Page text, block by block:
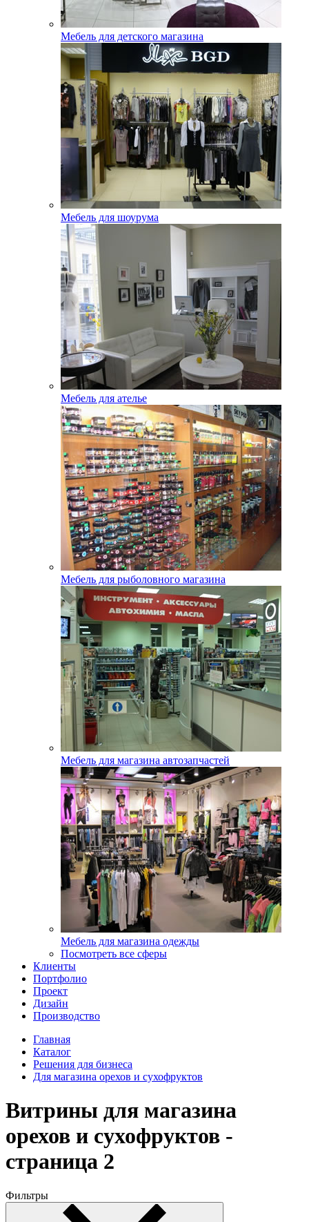
Мебель для детского магазина
Мебель для шоурума
Мебель для ателье
Мебель для рыболовного магазина
Мебель для магазина автозапчастей
Мебель для магазина одежды
Посмотреть все сферы
Клиенты
Портфолио
Проект
Дизайн
Производство
Главная
Каталог
Решения для бизнеса
Для магазина орехов и сухофруктов
Витрины для магазина
орехов и сухофруктов -
страница 2
Фильтры